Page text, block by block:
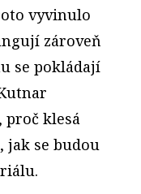
vyvinulo
zároveň
se pokládají
proč klesá
jak se budou